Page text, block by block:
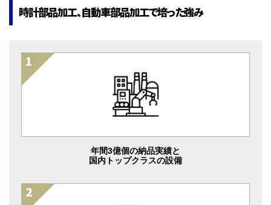
時計部品加工、自動車部品加工で培った強み
年間3億個の納品実績と
国内トップクラスの設備